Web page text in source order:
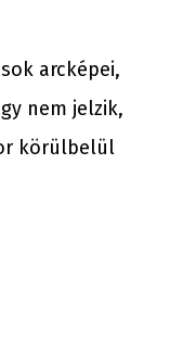
arcképei,
nem jelzik,
körülbelül